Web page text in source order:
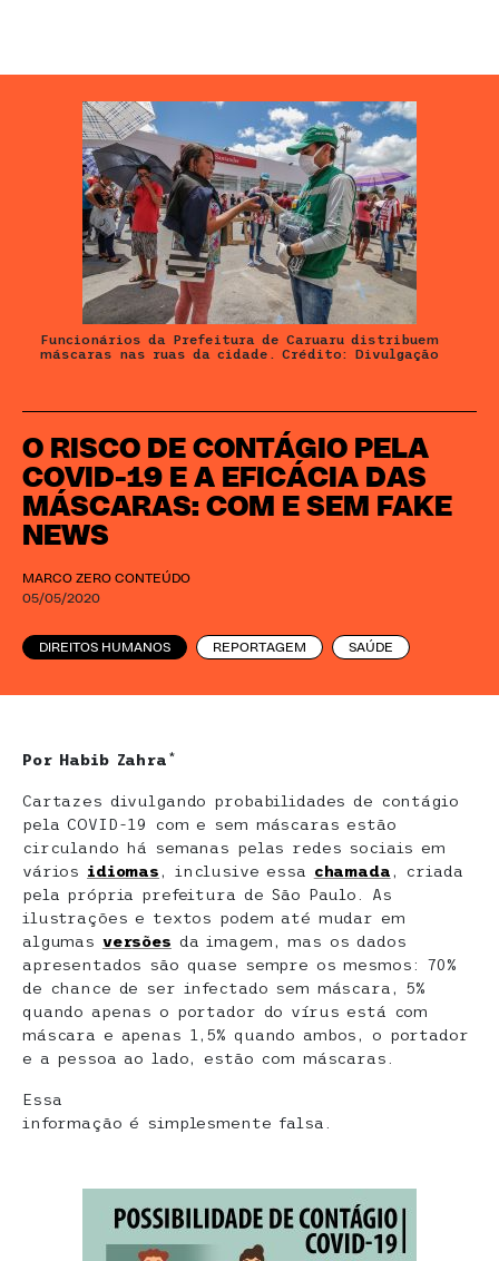
O RISCO DE CONTÁGIO PELA
COVID-19 E A EFICÁCIA DAS
MÁSCARAS: COM E SEM FAKE
NEWS
MARCO ZERO CONTEÚDO
05/05/2020
DIREITOS HUMANOS REPORTAGEM SAÚDE
Funcionários da Prefeitura de Caruaru distribuem
máscaras nas ruas da cidade. Crédito: Divulgação
Por Habib Zahra*
Cartazes divulgando probabilidades de contágio
pela COVID-19 com e sem máscaras estão
circulando há semanas pelas redes sociais em
vários idiomas , inclusive essa chamada , criada
pela própria prefeitura de São Paulo. As
ilustrações e textos podem até mudar em
algumas versões da imagem, mas os dados
apresentados são quase sempre os mesmos: 70%
de chance de ser infectado sem máscara, 5%
quando apenas o portador do vírus está com
máscara e apenas 1,5% quando ambos, o portador
e a pessoa ao lado, estão com máscaras.
Essa
informação é simplesmente falsa.